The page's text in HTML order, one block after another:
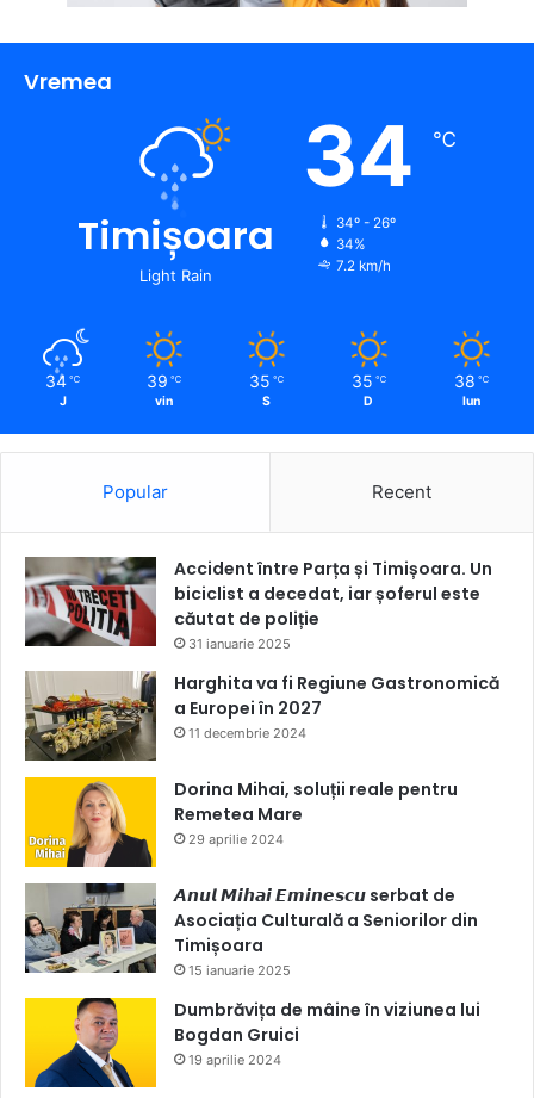
Vremea
Timișoara
Light Rain
34 ℃
34º - 26º
34%
7.2 km/h
34 ℃
J
39 ℃
vin
35 ℃
S
35 ℃
D
38 ℃
lun
Popular Recent
Accident între Parța și Timișoara. Un
biciclist a decedat, iar șoferul este
căutat de poliție
31 ianuarie 2025
Harghita va fi Regiune Gastronomică
a Europei în 2027
11 decembrie 2024
Dorina Mihai, soluții reale pentru
Remetea Mare
29 aprilie 2024
𝘼𝙣𝙪𝙡 𝙈𝙞𝙝𝙖𝙞 𝙀𝙢𝙞𝙣𝙚𝙨𝙘𝙪 serbat de
Asociația Culturală a Seniorilor din
Timișoara
15 ianuarie 2025
Dumbrăvița de mâine în viziunea lui
Bogdan Gruici
19 aprilie 2024